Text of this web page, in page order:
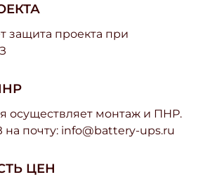
защита проекта при
осуществляет монтаж и ПНР.
на почту: info@battery-ups.ru
ЦЕН